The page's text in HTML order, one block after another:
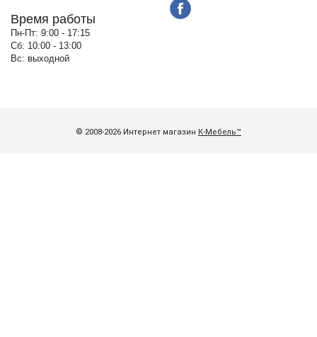
© 2008-2026 Интернет магазин К-Мебель™
Время работы
Пн-Пт: 9:00 - 17:15
Сб: 10:00 - 13:00
Вс: выходной